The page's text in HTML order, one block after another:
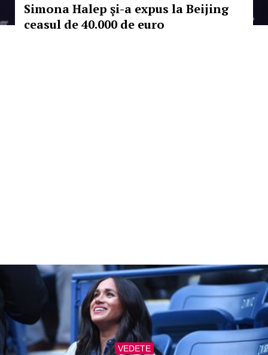
Simona Halep şi-a expus la Beijing
ceasul de 40.000 de euro
VEDETE